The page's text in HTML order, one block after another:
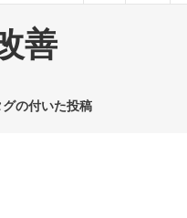
善
グの付いた投稿